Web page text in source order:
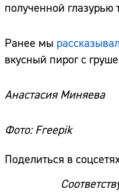
полученной глазурью
Ранее мы
вкусный пирог с
Анастасия Миняева
Фото: Freepik
Поделиться в